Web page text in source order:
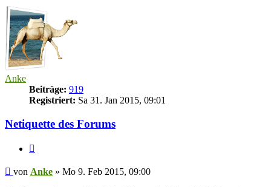
Anke
Beiträge: 919
Registriert: Sa 31. Jan 2015, 09:01
Netiquette des Forums
Beitrag
von Anke » Mo 9. Feb 2015, 09:00